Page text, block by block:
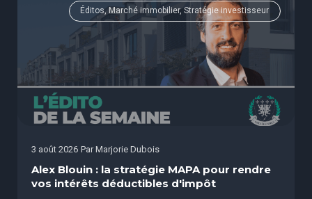
Éditos, Marché immobilier, Stratégie investisseur
3 août 2026 Par Marjorie Dubois
Alex Blouin : la stratégie MAPA pour rendre
vos intérêts déductibles d'impôt